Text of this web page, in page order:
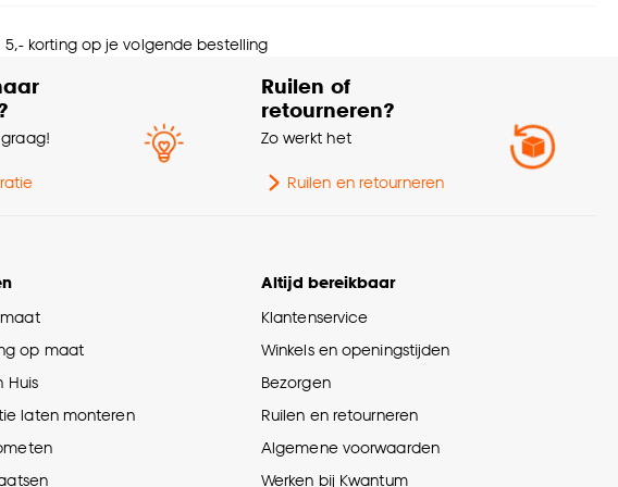
Gewicht gram per m2
Beige
5,- korting op je volgende bestelling
Ruilen of
retourneren?
Zo werkt het
Ruilen en retourneren
op maat
Huis
laten monteren
Altijd bereikbaar
Klantenservice
Winkels en openingstijden
Bezorgen
Ruilen en retourneren
Algemene voorwaarden
Werken bij Kwantum